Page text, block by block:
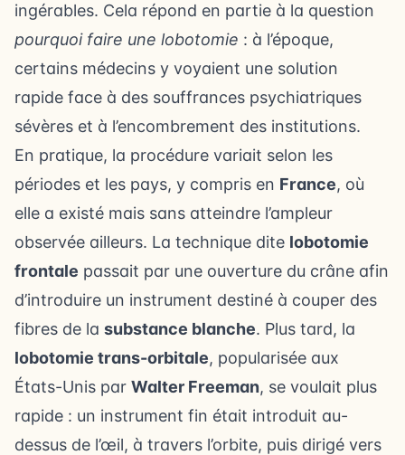
ingérables. Cela répond en partie à la question
pourquoi faire une lobotomie : à l’époque,
certains médecins y voyaient une solution
rapide face à des souffrances psychiatriques
sévères et à l’encombrement des institutions.
En pratique, la procédure variait selon les
périodes et les pays, y compris en France, où
elle a existé mais sans atteindre l’ampleur
observée ailleurs. La technique dite lobotomie
frontale passait par une ouverture du crâne afin
d’introduire un instrument destiné à couper des
fibres de la substance blanche. Plus tard, la
lobotomie trans-orbitale, popularisée aux
États-Unis par Walter Freeman, se voulait plus
rapide : un instrument fin était introduit au-
dessus de l’œil, à travers l’orbite, puis dirigé vers